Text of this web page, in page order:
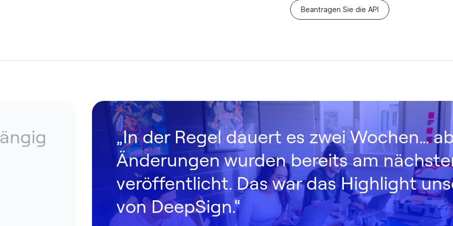
Beantragen Sie die API
„In der Regel dauert es zwei Wochen…
Änderungen wurden bereits am
veröffentlicht. Das war das Highlight
von DeepSign.“